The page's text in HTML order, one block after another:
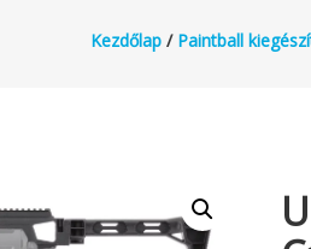
Kezdőlap/ Paintball